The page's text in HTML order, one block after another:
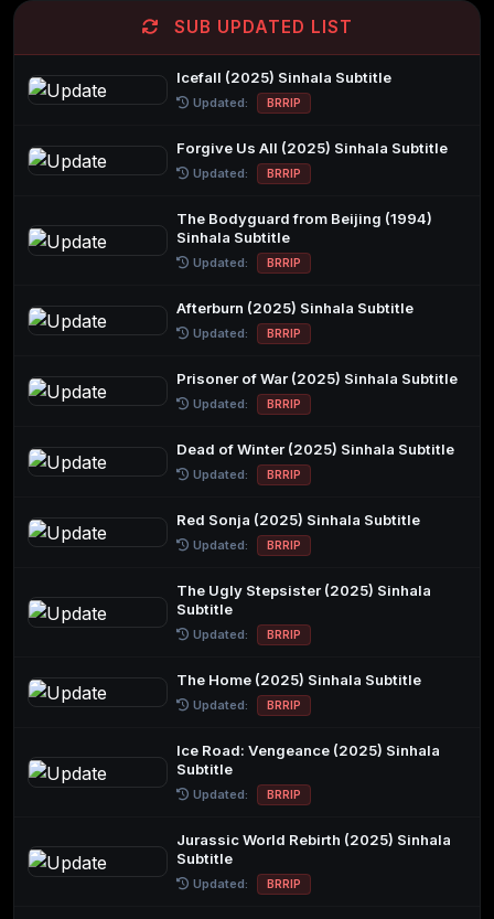
SUB UPDATED LIST
Icefall (2025) Sinhala Subtitle
Updated: BRRIP
Forgive Us All (2025) Sinhala Subtitle
Updated: BRRIP
The Bodyguard from Beijing (1994)
Sinhala Subtitle
Updated: BRRIP
Afterburn (2025) Sinhala Subtitle
Updated: BRRIP
Prisoner of War (2025) Sinhala Subtitle
Updated: BRRIP
Dead of Winter (2025) Sinhala Subtitle
Updated: BRRIP
Red Sonja (2025) Sinhala Subtitle
Updated: BRRIP
The Ugly Stepsister (2025) Sinhala
Subtitle
Updated: BRRIP
The Home (2025) Sinhala Subtitle
Updated: BRRIP
Ice Road: Vengeance (2025) Sinhala
Subtitle
Updated: BRRIP
Jurassic World Rebirth (2025) Sinhala
Subtitle
Updated: BRRIP